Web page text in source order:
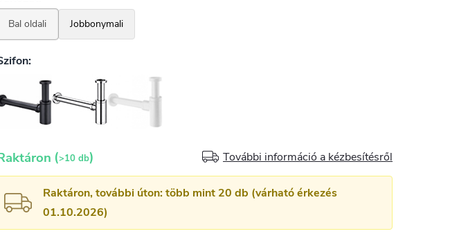
(>10 db) További információ a kézbesítésről
Raktáron, további úton: több mint 20 db (várható érkezés
01.10.2026)